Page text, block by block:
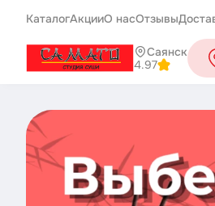
КаталогАкцииО насОтзывы
Саянск
4.97